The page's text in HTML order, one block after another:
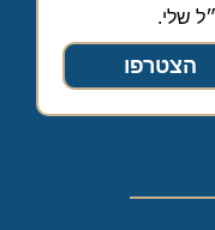
שלי.
הצטרפו